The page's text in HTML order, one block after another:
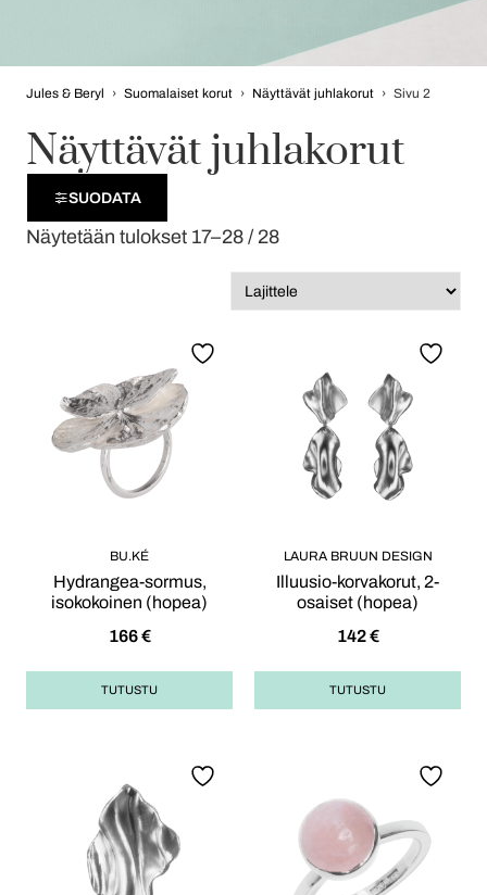
Jules & Beryl › Suomalaiset korut › Näyttävät juhlakorut › Sivu 2
Näyttävät juhlakorut
SUODATA
Näytetään tulokset 17–28 / 28
BU.KÉ
Hydrangea-sormus,
isokokoinen (hopea)
166€
TUTUSTU
LAURA BRUUN DESIGN
Illuusio-korvakorut, 2-
osaiset (hopea)
142€
TUTUSTU